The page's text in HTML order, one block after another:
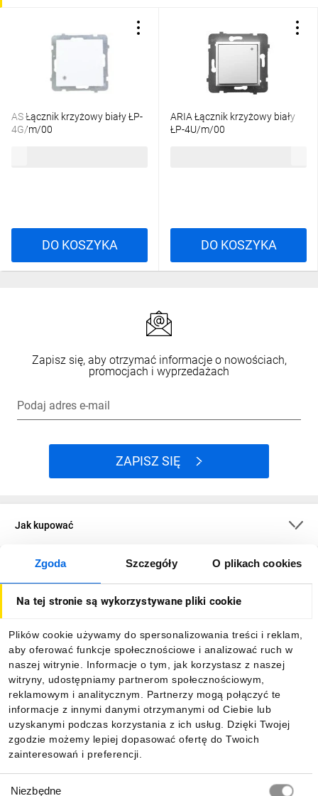
Zgoda Szczegóły O plikach cookies
Na tej stronie są wykorzystywane pliki cookie
Plików cookie używamy do spersonalizowania treści i reklam,
aby oferować funkcje społecznościowe i analizować ruch w
naszej witrynie. Informacje o tym, jak korzystasz z naszej
witryny, udostępniamy partnerom społecznościowym,
reklamowym i analitycznym. Partnerzy mogą połączyć te
informacje z innymi danymi otrzymanymi od Ciebie lub
uzyskanymi podczas korzystania z ich usług. Dzięki Twojej
zgodzie możemy lepiej dopasować ofertę do Twoich
zainteresowań i preferencji.
Niezbędne
AS Łącznik krzyżowy biały ŁP-
4G/m/00
DO KOSZYKA
ARIA Łącznik krzyżowy biały
ŁP-4U/m/00
DO KOSZYKA
Zapisz się, aby otrzymać informacje o nowościach,
promocjach i wyprzedażach
Podaj adres e-mail
ZAPISZ SIĘ
Jak kupować
O firmie
Informacje
Pobierz naszą aplikację mobilną: